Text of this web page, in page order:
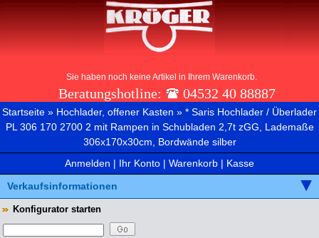
Sie haben noch keine Artikel in Ihrem Warenkorb.
Beratungshotline: 04532 40 88887
Startseite » Hochlader, offener Kasten » * Saris Hochlader / Überlader
PL 306 170 2700 2 mit Rampen in Schubladen 2,7t zGG, Lademaße
306x170x30cm, Bordwände silber
Anmelden | Ihr Konto | Warenkorb | Kasse
Verkaufsinformationen
Konfigurator starten